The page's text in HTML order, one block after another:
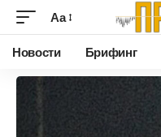
Аа
Новости Брифинг